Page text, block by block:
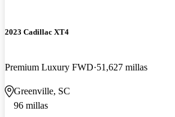
2023 Cadillac XT4
Premium Luxury FWD 51,627 millas
Greenville, SC
96 millas